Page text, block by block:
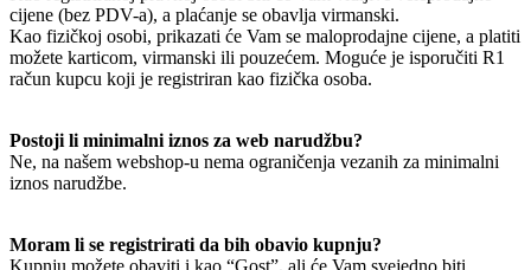
cijene (bez PDV-a), a plaćanje se obavlja virmanski.
Kao fizičkoj osobi, prikazati će Vam se maloprodajne cijene, a platiti
možete karticom, virmanski ili pouzećem. Moguće je isporučiti R1
račun kupcu koji je registriran kao fizička osoba.
Postoji li minimalni iznos za web narudžbu?
Ne, na našem webshop-u nema ograničenja vezanih za minimalni
iznos narudžbe.
Moram li se registrirati da bih obavio kupnju?
Kupnju možete obaviti i kao “Gost”, ali će Vam svejedno biti